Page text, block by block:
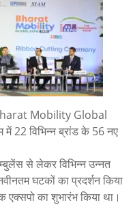
Bharat Mobility Global
22 विभिन्न ब्रांड के 56 नए
से लेकर विभिन्न उन्नत
घटकों का प्रदर्शन किया
एक्सपो का शुभारंभ किया था।